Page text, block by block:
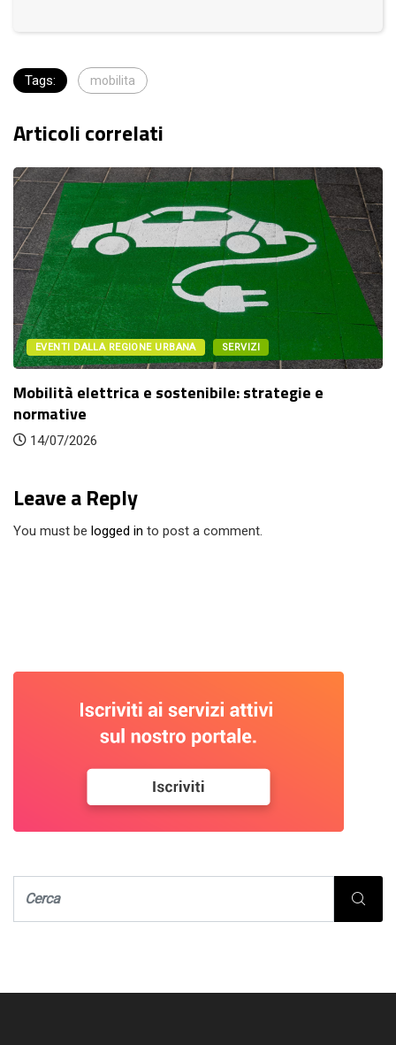
Tags: mobilita
Articoli correlati
EVENTI DALLA REGIONE URBANA SERVIZI
Mobilità elettrica e sostenibile: strategie e
normative
14/07/2026
Leave a Reply
You must be logged in to post a comment.